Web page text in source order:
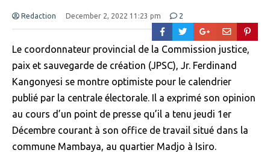
Redaction December 2, 2022 11:23 pm 2
Le coordonnateur provincial de la Commission justice,
paix et sauvegarde de création (JPSC), Jr. Ferdinand
Kangonyesi se montre optimiste pour le calendrier
publié par la centrale électorale. Il a exprimé son opinion
au cours d’un point de presse qu’il a tenu jeudi 1er
Décembre courant à son office de travail situé dans la
commune Mambaya, au quartier Madjo à Isiro.